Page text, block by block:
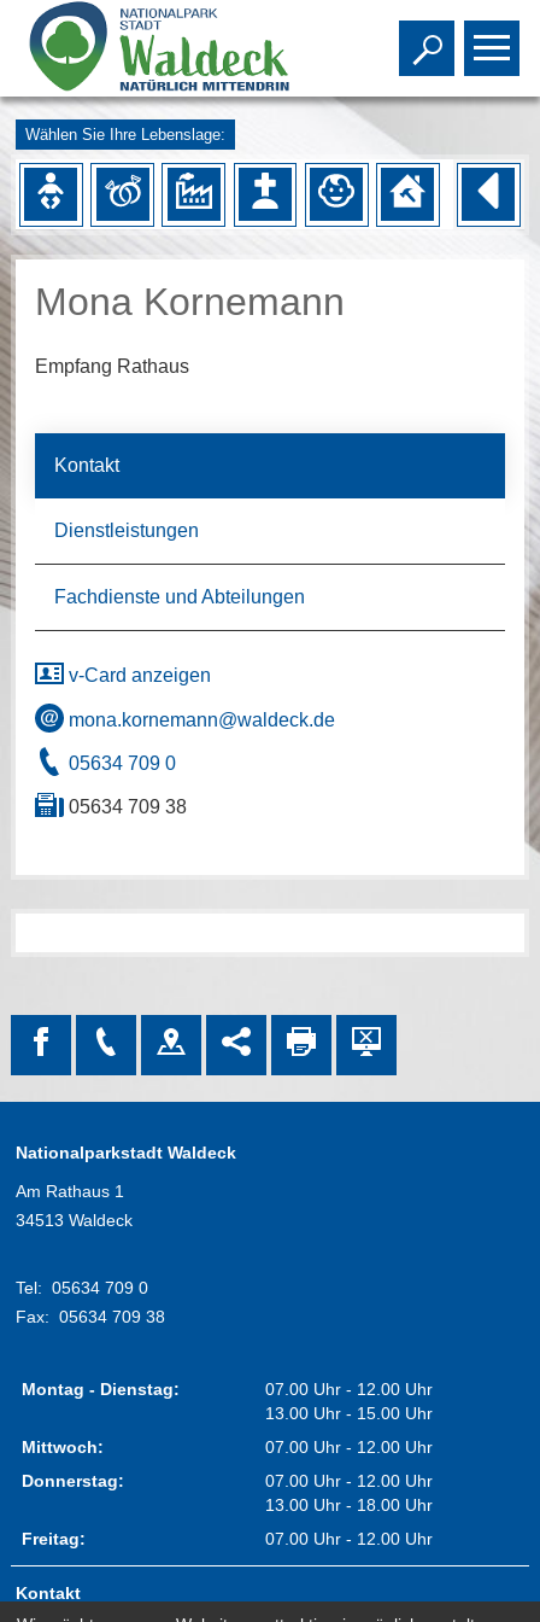
Toggle
Wählen Sie Ihre Lebenslage:
Mona Kornemann
Empfang Rathaus
Kontakt
Dienstleistungen
Fachdienste und Abteilungen
v-Card anzeigen
mona.kornemann@waldeck.de
05634 709 0
05634 709 38
Nationalparkstadt Waldeck
Am Rathaus 1
34513 Waldeck
Tel: 05634 709 0
Fax: 05634 709 38
Montag - Dienstag:
07.00 Uhr - 12.00 Uhr
13.00 Uhr - 15.00 Uhr
Mittwoch:
07.00 Uhr - 12.00 Uhr
Donnerstag:
07.00 Uhr - 12.00 Uhr
13.00 Uhr - 18.00 Uhr
Freitag:
07.00 Uhr - 12.00 Uhr
Kontakt